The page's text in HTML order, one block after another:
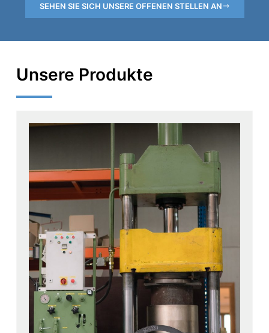
SEHEN SIE SICH UNSERE OFFENEN STELLEN AN
Unsere Produkte